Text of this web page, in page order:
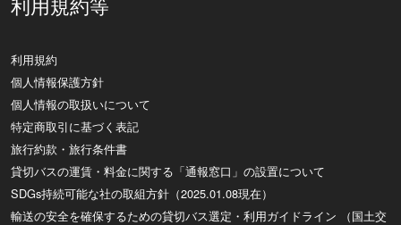
利用規約
個人情報保護方針
個人情報の取扱いについて
特定商取引に基づく表記
旅行約款・旅行条件書
貸切バスの運賃・料金に関する「通報窓口」の設置について
SDGs持続可能な社の取組方針（2025.01.08現在）
輸送の安全を確保するための貸切バス選定・利用ガイドライン （国土交